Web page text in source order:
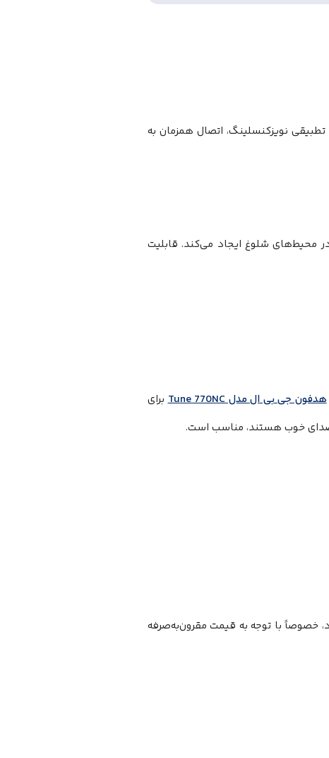
نویزکنسلینگ، اتصال همزمان به
محیط‌های شلوغ ایجاد می‌کند. قابلیت
هدفون جی بی ال مدل Tune 770NC
برای
صدای خوب هستند، مناسب است.
خصوصاً با توجه به قیمت مقرون‌به‌صرفه